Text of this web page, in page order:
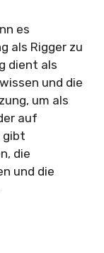
es
als Rigger zu
dient als
und die
um als
auf
gibt
die
und die